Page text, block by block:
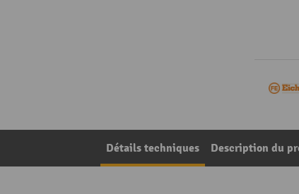
Détails techniques Description du